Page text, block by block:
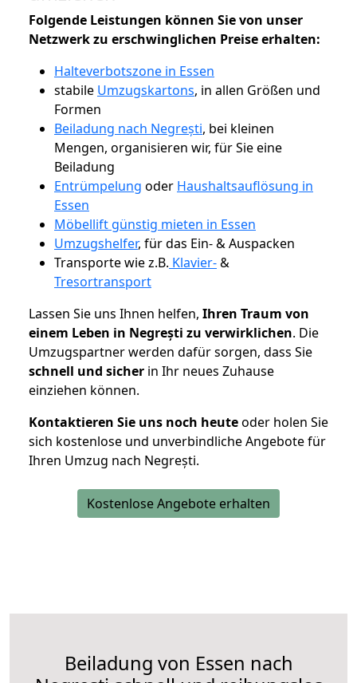
Folgende Leistungen können Sie von unser
Netzwerk zu erschwinglichen Preise erhalten:
Halteverbotszone in Essen
stabile Umzugskartons, in allen Größen und
Formen
Beiladung nach Negrești, bei kleinen
Mengen, organisieren wir, für Sie eine
Beiladung
Entrümpelung oder Haushaltsauflösung in
Essen
Möbellift günstig mieten in Essen
Umzugshelfer, für das Ein- & Auspacken
Transporte wie z.B. Klavier-&
Tresortransport
Lassen Sie uns Ihnen helfen, Ihren Traum von
einem Leben in Negrești zu verwirklichen. Die
Umzugspartner werden dafür sorgen, dass Sie
schnell und sicher in Ihr neues Zuhause
einziehen können.
Kontaktieren Sie uns noch heuteoder holen Sie
sich kostenlose und unverbindliche Angebote für
Ihren Umzug nach Negrești.
Kostenlose Angebote erhalten
Beiladung von Essen nach